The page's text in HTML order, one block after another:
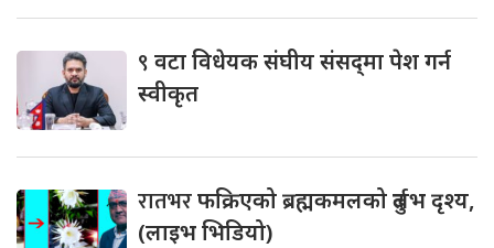
९ वटा विधेयक संघीय संसद्‌मा पेश गर्न
स्वीकृत
रातभरफक्रिएको ब्रह्मकमलको दुर्लभ दृश्य,
(लाइभ भिडियो)